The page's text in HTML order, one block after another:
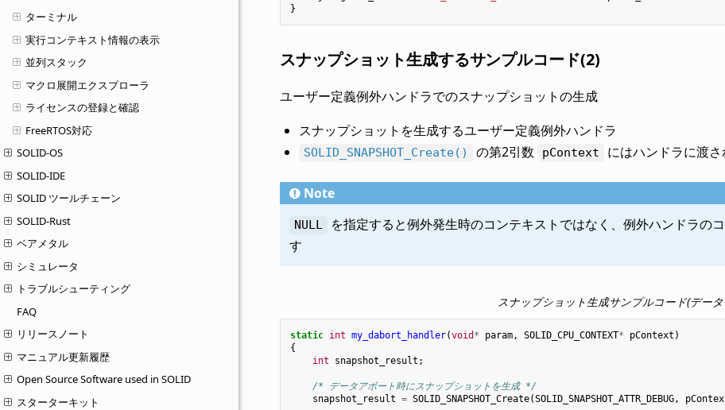
ターミナル
実行コンテキスト情報の表示
並列スタック
マクロ展開エクスプローラ
ライセンスの登録と確認
FreeRTOS対応
SOLID-OS
SOLID-IDE
SOLID ツールチェーン
SOLID-Rust
ベアメタル
シミュレータ
トラブルシューティング
FAQ
リリースノート
マニュアル更新履歴
Open Source Software used in SOLID
スターターキット
}
スナップショット生成するサンプルコード(2)
ユーザー定義例外ハンドラでのスナップショットの生成
スナップショットを生成するユーザー定義例外ハンドラ
SOLID_SNAPSHOT_Create() の第2引数 pContext にはハンドラに渡さ
Note
NULL
を指定すると例外発生時のコンテキストではなく、例外ハンドラの
す
スナップショット生成サンプルコード(デー
static int my_dabort_handler(void * param, SOLID_CPU_CONTEXT* pContext )
{
int
snapshot_result ;
/* データアボート時にスナップショットを生成 */
snapshot_result = SOLID_SNAPSHOT_Create(SOLID_SNAPSHOT_ATTR_DEBUG,